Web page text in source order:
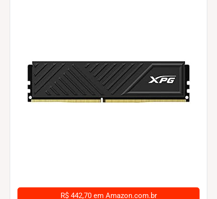
R$ 442,70 em Amazon.com.br